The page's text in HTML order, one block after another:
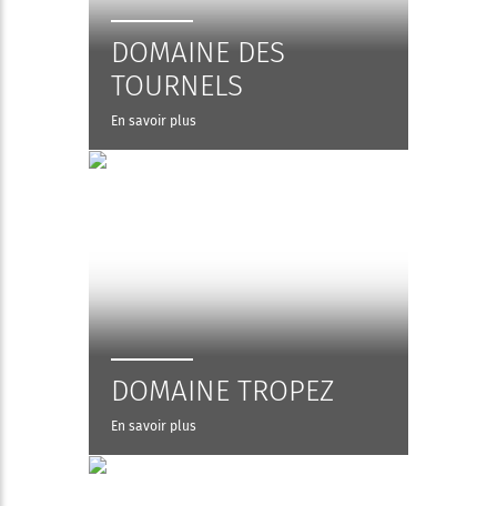
DOMAINE DES
TOURNELS
En savoir plus
DOMAINE TROPEZ
En savoir plus